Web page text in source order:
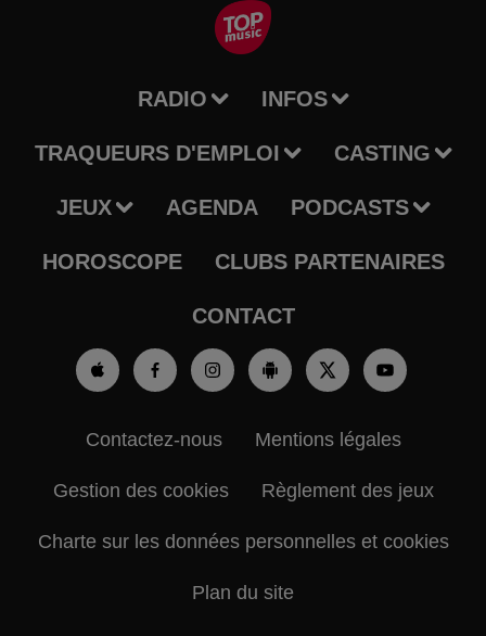
RADIO INFOS
TRAQUEURS D'EMPLOI CASTING
JEUX AGENDA PODCASTS
HOROSCOPE CLUBS PARTENAIRES
CONTACT
Contactez-nous Mentions légales
Gestion des cookies Règlement des jeux
Charte sur les données personnelles et cookies
Plan du site